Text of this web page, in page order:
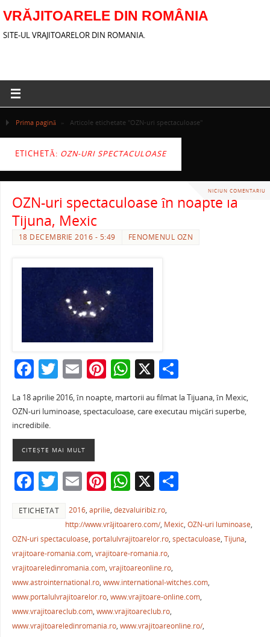
VRĂJITOARELE DIN ROMÂNIA
SITE-UL VRAJITOARELOR DIN ROMANIA.
Prima pagină » Articole etichetate "OZN-uri spectaculoase"
ETICHETĂ: OZN-URI SPECTACULOASE
NICIUN COMENTARIU
OZN-uri spectaculoase în noapte la
Tijuna, Mexic
18 DECEMBRIE 2016 - 5:49 FENOMENUL OZN
F
c
e
b
o
o
k
T
w
itt
E
ai
Pi
er
W
h
at
p
p
X P
ar
ta
ză
La 18 aprilie 2016, în noapte, martorii au filmat la Tijuana, în Mexic,
OZN-uri luminoase, spectaculoase, care executau mişcări superbe,
incredibile.
CITEȘTE MAI MULT
F
c
e
b
o
o
k
T
w
itt
er
E
m
ai
l
Pi
nt
er
e
st
W
h
at
s
A
p
p
X P
ta
je
ză
ETICHETAT 2016,aprilie,dezvaluiribiz.ro,
http://www.vrăjitoarero.com/, Mexic,OZN-uri luminoase,
OZN-uri spectaculoase, portalulvrajitoarelor.ro, spectaculoase, Tijuna,
vrajitoare-romania.com, vrajitoare-romania.ro,
vrajitoareledinromania.com, vrajitoareonline.ro,
www.astrointernational.ro, www.international-witches.com,
www.portalulvrajitoarelor.ro, www.vrajitoare-online.com,
www.vrajitoareclub.com, www.vrajitoareclub.ro,
www.vrajitoareledinromania.ro, www.vrajitoareonline.ro/,